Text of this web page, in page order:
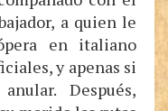
a quien le
en italiano
y apenas si
Después,